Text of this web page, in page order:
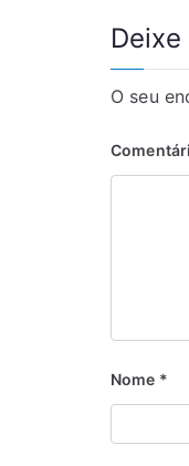
O seu
Nome *